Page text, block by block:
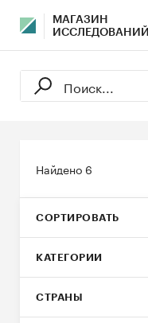
МАГАЗИН
ИССЛЕДОВАНИЙ
Найдено 6
СОРТИРОВАТЬ
КАТЕГОРИИ
СТРАНЫ